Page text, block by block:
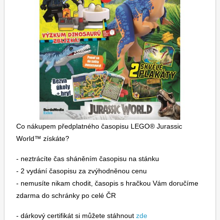
Dětské časopisy Burda Pletení
Burda Best of
Burda Kids
Co nákupem předplatného časopisu LEGO® Jurassic
World™ získáte?
- neztrácíte čas sháněním časopisu na stánku
- 2 vydání časopisu za zvýhodněnou cenu
- nemusíte nikam chodit, časopis s hračkou Vám doručíme
zdarma do schránky po celé ČR
- dárkový certifikát si můžete stáhnout zde